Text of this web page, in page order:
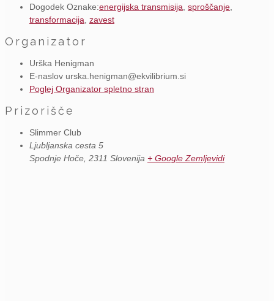
Dogodek Oznake:energijska transmisija, sproščanje,
transformacija, zavest
Organizator
Urška Henigman
E-naslov urska.henigman@ekvilibrium.si
Poglej Organizator spletno stran
Prizorišče
Slimmer Club
Ljubljanska cesta 5
Spodnje Hoče 2311 Slovenija + Google Zemljevidi